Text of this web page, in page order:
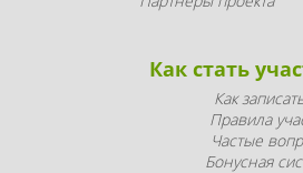
Как стать
Как
Правила
Частые
Бонусная